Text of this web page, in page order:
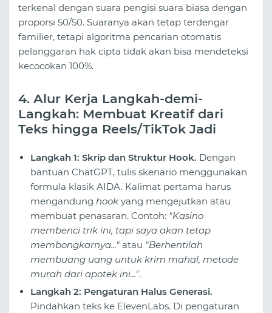
terkenal dengan suara pengisi suara biasa dengan
proporsi 50/50. Suaranya akan tetap terdengar
familier, tetapi algoritma pencarian otomatis
pelanggaran hak cipta tidak akan bisa mendeteksi
kecocokan 100%.
4. Alur Kerja Langkah-demi-
Langkah: Membuat Kreatif dari
Teks hingga Reels/TikTok Jadi
Langkah 1: Skrip dan Struktur Hook. Dengan
bantuan ChatGPT, tulis skenario menggunakan
formula klasik AIDA. Kalimat pertama harus
mengandung hook yang mengejutkan atau
membuat penasaran. Contoh: "Kasino
membenci trik ini, tapi saya akan tetap
membongkarnya..." atau "Berhentilah
membuang uang untuk krim mahal, metode
murah dari apotek ini...".
Langkah 2: Pengaturan Halus Generasi.
Pindahkan teks ke ElevenLabs. Di pengaturan